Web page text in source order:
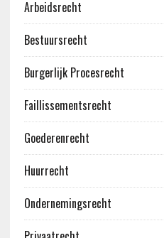
Arbeidsrecht
Bestuursrecht
Burgerlijk Procesrecht
Faillissementsrecht
Goederenrecht
Huurrecht
Ondernemingsrecht